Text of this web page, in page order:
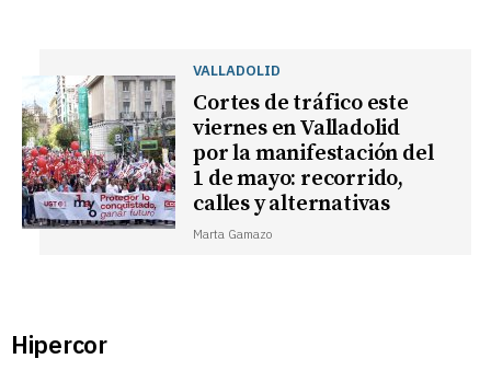
VALLADOLID
Cortes de tráfico este
viernes en Valladolid
por la manifestación del
1 de mayo: recorrido,
calles y alternativas
Marta Gamazo
Hipercor